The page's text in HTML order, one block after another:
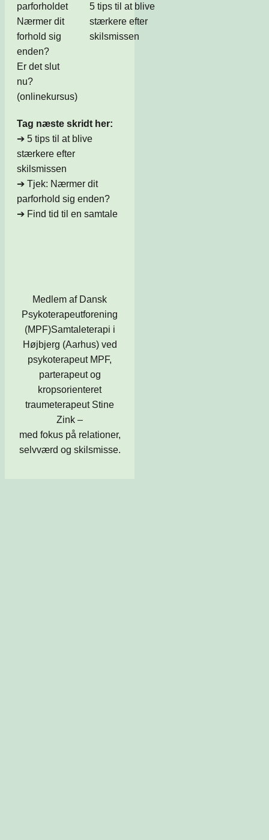
parforholdet
Nærmer dit
forhold sig
enden?
Er det slut
nu?
(onlinekursus)
5 tips til at blive
stærkere efter
skilsmissen
Tag næste skridt her:
➔ 5 tips til at blive
stærkere efter
skilsmissen
➔ Tjek: Nærmer dit
parforhold sig enden?
➔ Find tid til en samtale
Medlem af Dansk
Psykoterapeutforening
(MPF)Samtaleterapi i
Højbjerg (Aarhus) ved
psykoterapeut MPF,
parterapeut og
kropsorienteret
traumeterapeut Stine
Zink –
med fokus på relationer,
selvværd og skilsmisse.